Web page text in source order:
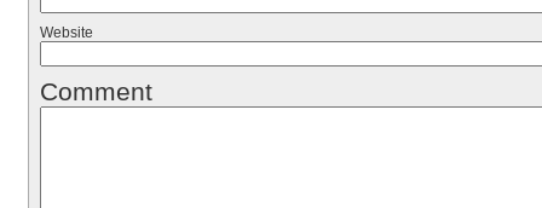
Website
Comment